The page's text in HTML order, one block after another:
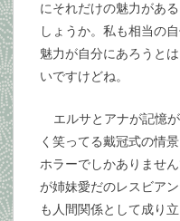
にそれだけの魅力があ
しょうか。私も相当の
魅力が自分にあろうと
いですけどね。
エルサとアナが記憶
く笑ってる戴冠式の情
ホラーでしかありませ
が姉妹愛だのレスビア
も人間関係として成り